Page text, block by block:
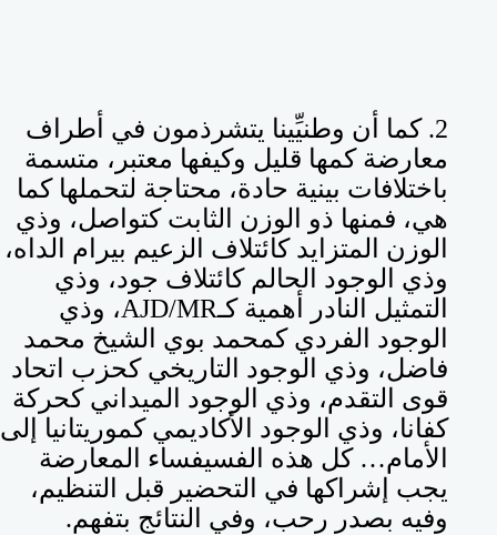
2. كما أن وطنيِّينا يتشرذمون في أطراف
معارضة كمها قليل وكيفها معتبر، متسمة
باختلافات بينية حادة، محتاجة لتحملها كما
هي، فمنها ذو الوزن الثابت كتواصل، وذي
الوزن المتزايد كائتلاف الزعيم بيرام الداه،
وذي الوجود الحالم كائتلاف جود، وذي
التمثيل النادر أهمية كـAJD/MR، وذي
الوجود الفردي كمحمد بوي الشيخ محمد
فاضل، وذي الوجود التاريخي كحزب اتحاد
قوى التقدم، وذي الوجود الميداني كحركة
كفانا، وذي الوجود الأكاديمي كموريتانيا إلى
الأمام… كل هذه الفسيفساء المعارضة
يجب إشراكها في التحضير قبل التنظيم،
وفيه بصدر رحب، وفي النتائج بتفهم.